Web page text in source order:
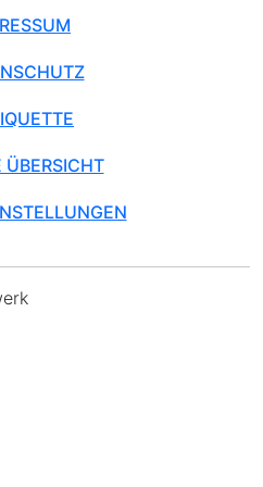
ÜBERSICHT